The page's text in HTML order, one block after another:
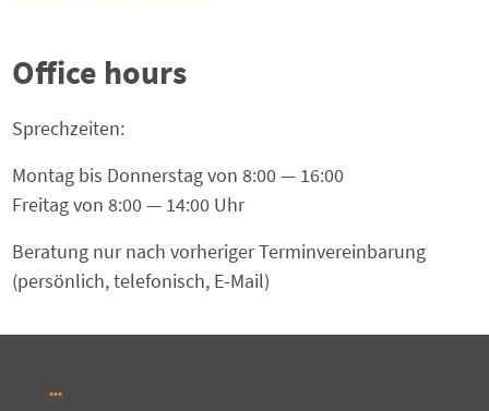
Office hours
Sprechzeiten:
Montag bis Donnerstag von 8:00 — 16:00
Freitag von 8:00 — 14:00 Uhr
Beratung nur nach vorheriger Terminvereinbarung
(persönlich, telefonisch, E-Mail)